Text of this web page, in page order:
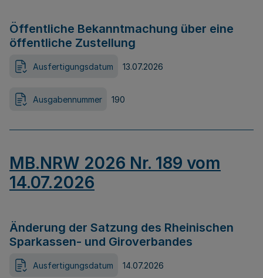
Öffentliche Bekanntmachung über eine
öffentliche Zustellung
Ausfertigungsdatum 13.07.2026
Ausgabennummer 190
MB.NRW 2026 Nr. 189 vom
14.07.2026
Änderung der Satzung des Rheinischen
Sparkassen- und Giroverbandes
Ausfertigungsdatum 14.07.2026